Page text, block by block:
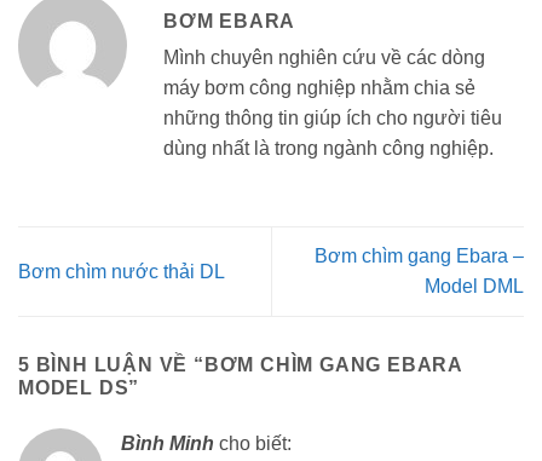
BƠM EBARA
Mình chuyên nghiên cứu về các dòng
máy bơm công nghiệp nhằm chia sẻ
những thông tin giúp ích cho người tiêu
dùng nhất là trong ngành công nghiệp.
Bơm chìm nước thải DL
Bơm chìm gang Ebara –
Model DML
5 BÌNH LUẬN VỀ “ BƠM CHÌM GANG EBARA
MODEL DS”
Bình Minh cho biết: